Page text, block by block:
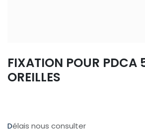
FIXATION POUR PDCA
OREILLES
Délais nous consulter